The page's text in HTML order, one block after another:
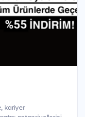
kariyer